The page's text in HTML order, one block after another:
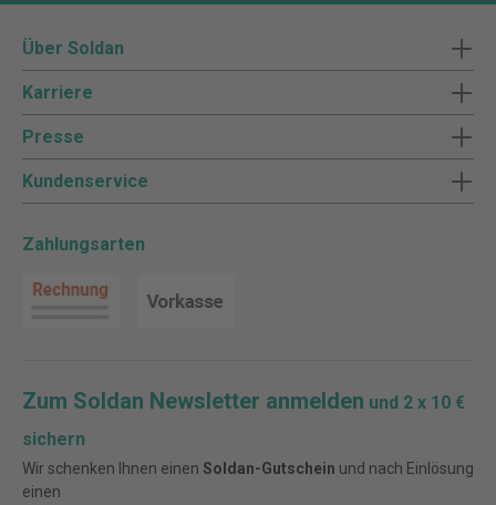
Über Soldan
Karriere
Presse
Kundenservice
Zahlungsarten
Zum Soldan Newsletter anmelden und 2 x 10 €
sichern
Wir schenken Ihnen einen Soldan-Gutschein und nach Einlösung
einen